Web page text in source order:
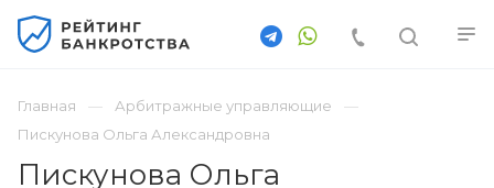
Главная
Арбитражные управляющие
Пискунова Ольга Александровна
Пискунова Ольга